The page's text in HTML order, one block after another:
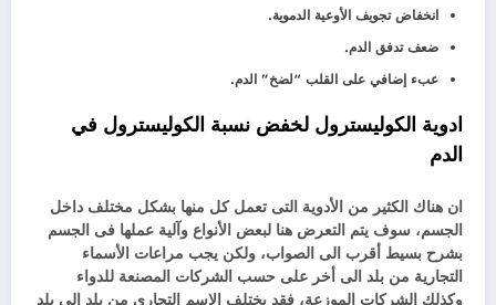
انخفاض تجويف الأوعية الدموية.
ضعف تدفق الدم.
عبء إضافي على القلب “لضخ” الدم.
ادوية الكوليسترول لخفض نسبة الكوليسترول في
الدم
ان هناك الكثير من الأدوية التى تعمل كل منها بشكل مختلف داخل
الجسم، سوف يتم التعرض هنا لبعض الأنواع وآلية عملها فى الجسم
بشرح بسيط أقرب الى الصواب، ولكن يجب مراعات الأسماء
التجارية من بلد الى أخر على حسب الشركات المصنعة للدواء
وكذلك الشركات الموزعة، فقد يختلف الإسم التجارى من بلد الى بلد